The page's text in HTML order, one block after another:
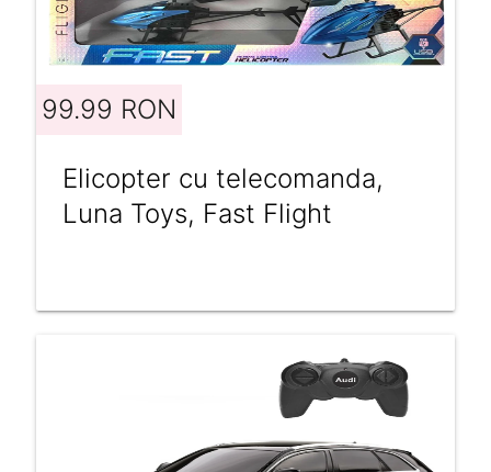
99.99 RON
Elicopter cu telecomanda,
Luna Toys, Fast Flight